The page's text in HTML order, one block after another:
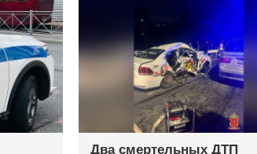
Два смертельных ДТП